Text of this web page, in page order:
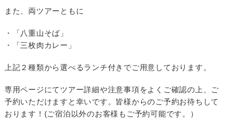
また、両ツアーともに
・「八重山そば」
・「三枚肉カレー」
上記２種類から選べるランチ付きでご用意しております。
専用ページにてツアー詳細や注意事項をよくご確認の上、ご
予約いただけますと幸いです。皆様からのご予約お待ちして
おります！(ご宿泊以外のお客様もご予約可能です。）